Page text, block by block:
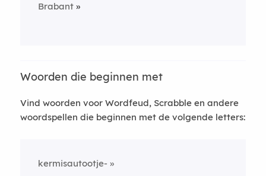
Brabant
Woorden die beginnen met
Vind woorden voor Wordfeud, Scrabble en andere
woordspellen die beginnen met de volgende letters:
kermisautootje-